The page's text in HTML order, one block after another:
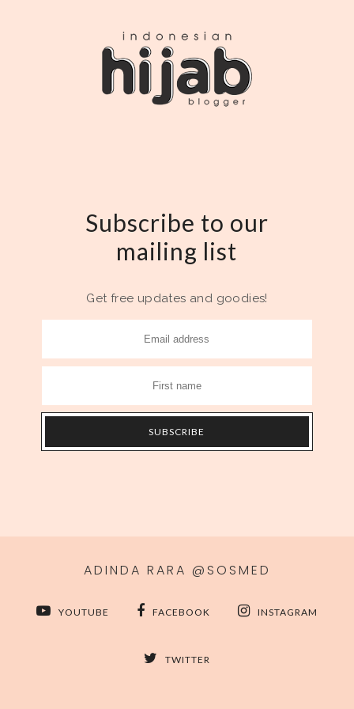
Subscribe to our
mailing list
Get free updates and goodies!
ADINDA RARA @SOSMED
YOUTUBE FACEBOOK INSTAGRAM
TWITTER